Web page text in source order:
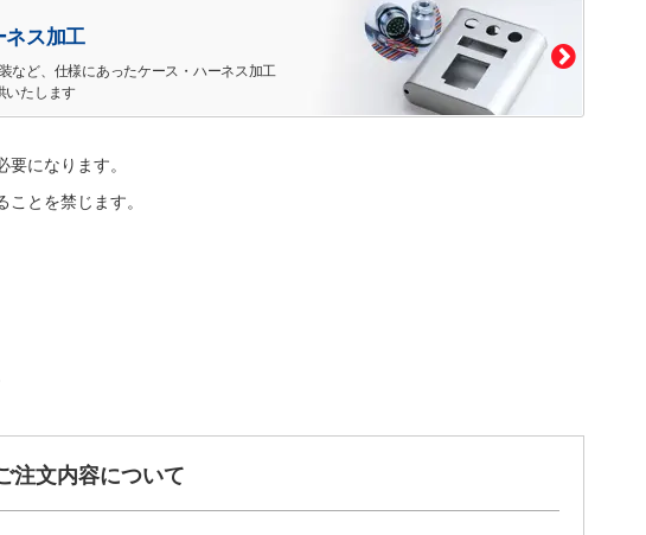
ネス加工
など、仕様にあったケース・ハーネス加工
いたします
になります。
とを禁じます。
注文内容について